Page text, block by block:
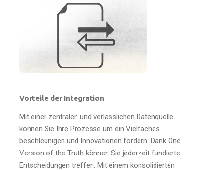
Vorteile der Integration
Mit einer zentralen und verlässlichen Datenquelle
können Sie Ihre Prozesse um ein Vielfaches
beschleunigen und Innovationen fördern. Dank One
Version of the Truth können Sie jederzeit fundierte
Entscheidungen treffen. Mit einem konsolidierten